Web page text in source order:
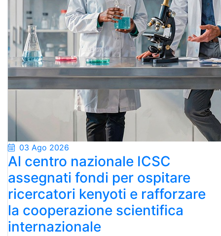
03 Ago 2026
Al centro nazionale ICSC
assegnati fondi per ospitare
ricercatori kenyoti e rafforzare
la cooperazione scientifica
internazionale